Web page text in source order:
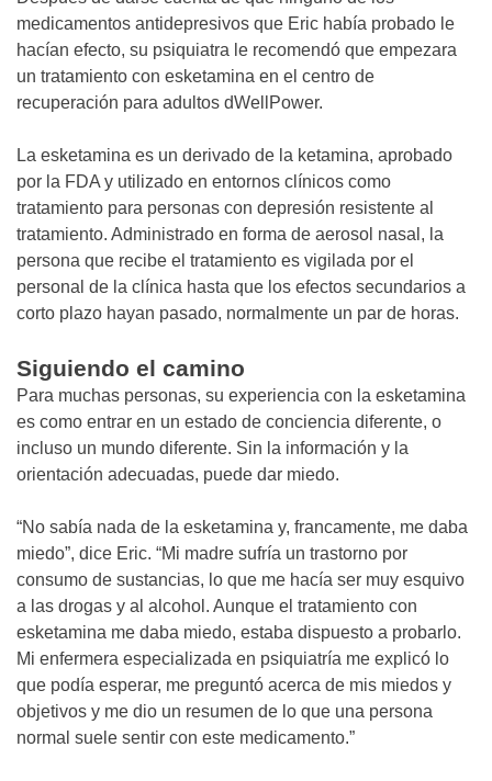
medicamentos antidepresivos que Eric había probado le
hacían efecto, su psiquiatra le recomendó que empezara
un tratamiento con esketamina en el centro de
recuperación para adultos dWellPower.
La esketamina es un derivado de la ketamina, aprobado
por la FDA y utilizado en entornos clínicos como
tratamiento para personas con depresión resistente al
tratamiento. Administrado en forma de aerosol nasal, la
persona que recibe el tratamiento es vigilada por el
personal de la clínica hasta que los efectos secundarios a
corto plazo hayan pasado, normalmente un par de horas.
Siguiendo el camino
Para muchas personas, su experiencia con la esketamina
es como entrar en un estado de conciencia diferente, o
incluso un mundo diferente. Sin la información y la
orientación adecuadas, puede dar miedo.
“No sabía nada de la esketamina y, francamente, me daba
miedo”, dice Eric. “Mi madre sufría un trastorno por
consumo de sustancias, lo que me hacía ser muy esquivo
a las drogas y al alcohol. Aunque el tratamiento con
esketamina me daba miedo, estaba dispuesto a probarlo.
Mi enfermera especializada en psiquiatría me explicó lo
que podía esperar, me preguntó acerca de mis miedos y
objetivos y me dio un resumen de lo que una persona
normal suele sentir con este medicamento.”